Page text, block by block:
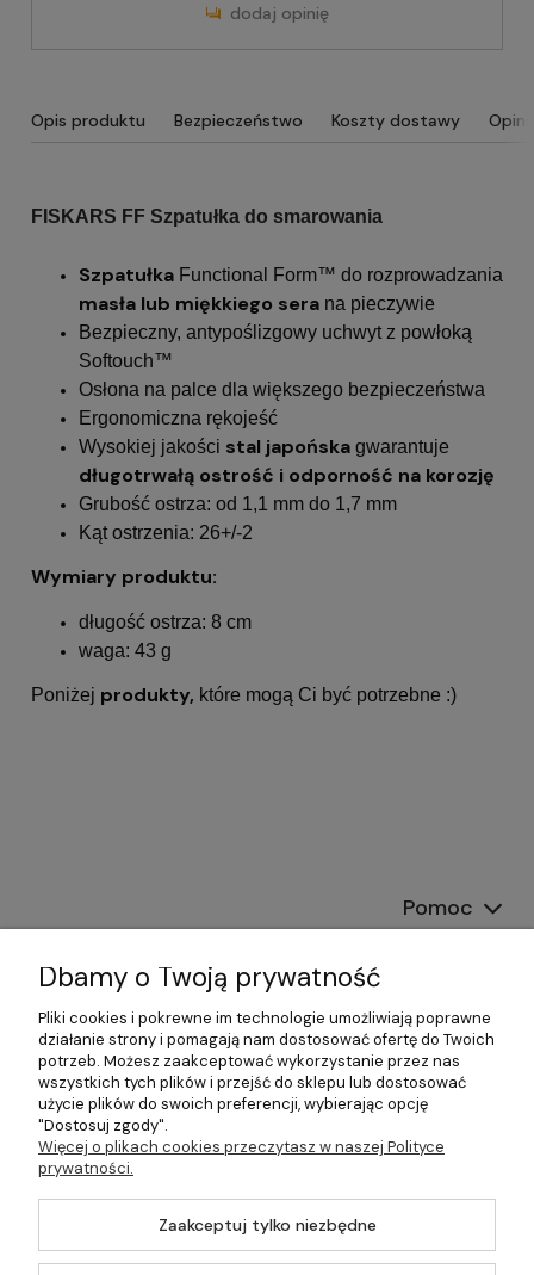
dodaj opinię
Opis produktu Bezpieczeństwo Koszty dostawy
FISKARS FF Szpatułka do smarowania
Szpatułka Functional Form™ do rozprowadzania
masła lub miękkiego sera na pieczywie
Bezpieczny, antypoślizgowy uchwyt z powłoką
Softouch™
Osłona na palce dla większego bezpieczeństwa
Ergonomiczna rękojeść
Wysokiej jakości stal japońska gwarantuje
długotrwałą ostrość i odporność na korozję
Grubość ostrza: od 1,1 mm do 1,7 mm
Kąt ostrzenia: 26+/-2
Wymiary produktu:
długość ostrza: 8 cm
waga: 43 g
Poniżej produkty, które mogą Ci być potrzebne :)
Pomoc
Moje konto
Gwarancja i zwroty
O firmie
©2026 Wszelkie Prawa Zastrzeżone | DOM-OGRÓD-HOBBY.PL
Dbamy o Twoją prywatność
Pliki cookies i pokrewne im technologie umożliwiają poprawne
działanie strony i pomagają nam dostosować ofertę do Twoich
potrzeb. Możesz zaakceptować wykorzystanie przez nas
wszystkich tych plików i przejść do sklepu lub dostosować
użycie plików do swoich preferencji, wybierając opcję
"Dostosuj zgody".
Więcej o plikach cookies przeczytasz w naszej Polityce
prywatności.
Zaakceptuj tylko niezbędne